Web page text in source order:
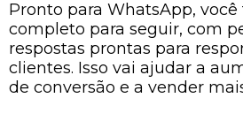
Pronto para WhatsApp,
completo para seguir, com
respostas prontas para
clientes. Isso vai ajudar a
de conversão e a vender